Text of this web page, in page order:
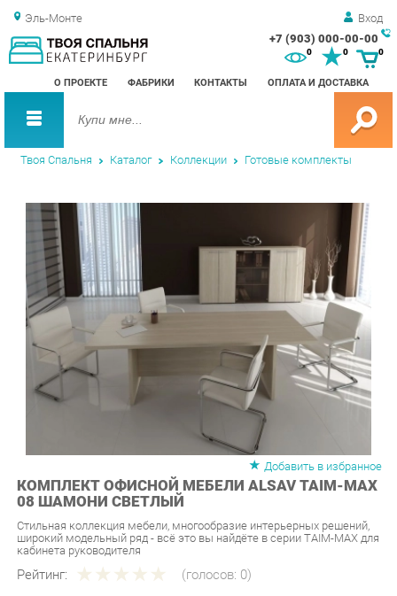
Эль-Монте Вход
+7 (903) 000-00-00
О ПРОЕКТЕ ФАБРИКИ КОНТАКТЫ ОПЛАТА И ДОСТАВКА
0 0
Твоя Спальня Каталог Коллекции Готовые комплекты
Добавить в избранное
КОМПЛЕКТ ОФИСНОЙ МЕБЕЛИ ALSAV TAIM-MAX
08 ШАМОНИ СВЕТЛЫЙ
Стильная коллекция мебели, многообразие интерьерных решений,
кабинета руководителя
Рейтинг:
Артикул: u-0219665